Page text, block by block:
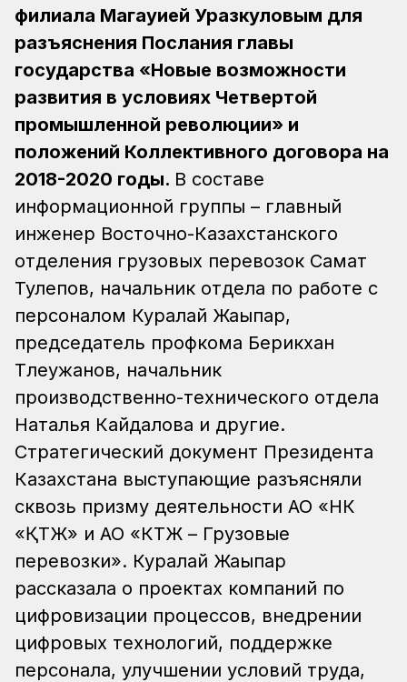
филиала Магауией Уразкуловым для
разъяснения Послания главы
государства «Новые возможности
развития в условиях Четвертой
промышленной революции» и
положений Коллективного договора на
2018-2020 годы. В составе
информационной группы – главный
инженер Восточно-Казахстанского
отделения грузовых перевозок Самат
Тулепов, начальник отдела по работе с
персоналом Куралай Жағыпар,
председатель профкома Берикхан
Тлеужанов, начальник
производственно-технического отдела
Наталья Кайдалова и другие.
Стратегический документ Президента
Казахстана выступающие разъясняли
сквозь призму деятельности АО «НК
«ҚТЖ» и АО «КТЖ – Грузовые
перевозки». Куралай Жағыпар
рассказала о проектах компаний по
цифровизации процессов, внедрении
цифровых технологий, поддержке
персонала, улучшении условий труда,